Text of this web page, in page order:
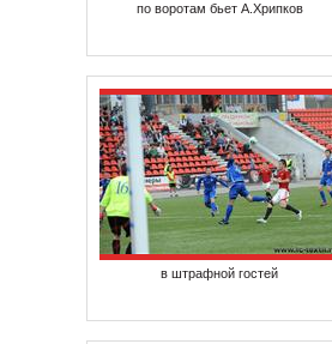
по воротам бьет А.Хрипков
в штрафной гостей